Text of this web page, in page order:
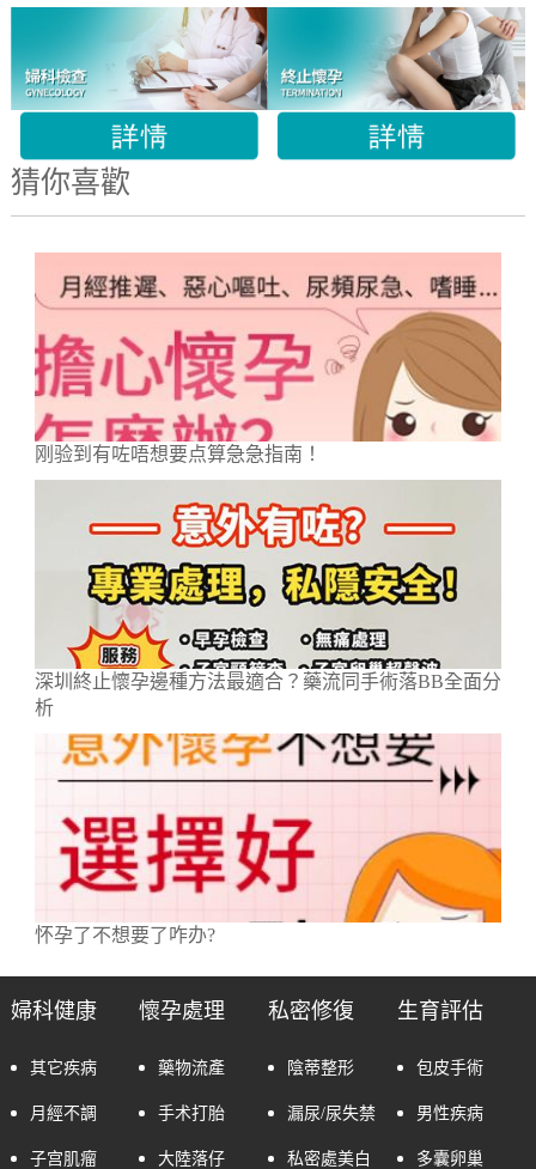
猜你喜歡
刚验到有咗唔想要点算急急指南！
深圳終止懷孕邊種方法最適合？藥流同手術落BB全面分
析
怀孕了不想要了咋办?
婦科健康
其它疾病
月經不調
子宫肌瘤
懷孕處理
藥物流產
手术打胎
大陸落仔
私密修復
陰蒂整形
漏尿/尿失禁
私密處美白
生育評估
包皮手術
男性疾病
多囊卵巢